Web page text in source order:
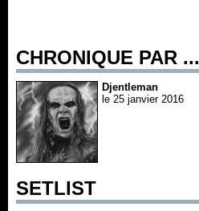
CHRONIQUE PAR ...
Djentleman
le 25 janvier 2016
SETLIST